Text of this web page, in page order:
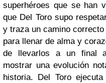
superhéroes que se han
que Del Toro supo
y traza un camino
para llenar de alma y
de llevarlos a un final
mostrar una evolución
historia. Del Toro